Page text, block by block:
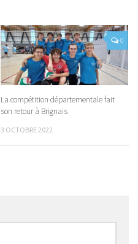
0
La compétition départementale fait
son retour à Brignais
3 OCTOBRE 2022